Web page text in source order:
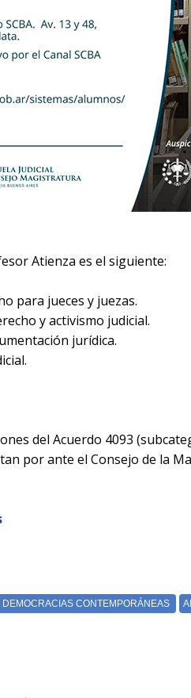
Atienza es el siguiente:
para jueces y juezas.
y activismo judicial.
jurídica.
del Acuerdo 4093
por ante el Consejo de la